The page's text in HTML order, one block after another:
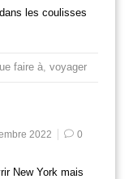
les coulisses
faire à, voyager
2022
0
New York mais